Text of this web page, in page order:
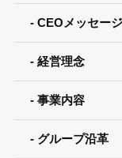
CEOメッセージ
経営理念
事業内容
グループ沿革